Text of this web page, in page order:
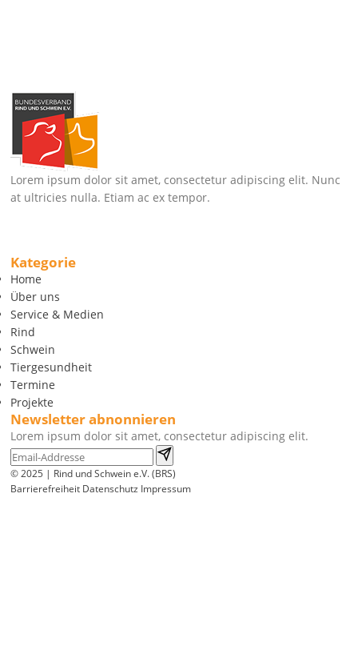
Lorem ipsum dolor sit amet, consectetur adipiscing elit. Nunc
at ultricies nulla. Etiam ac ex tempor.
Kategorie
Home
Über uns
Service & Medien
Rind
Schwein
Tiergesundheit
Termine
Projekte
Newsletter abnonnieren
Lorem ipsum dolor sit amet, consectetur adipiscing elit.
© 2025 | Rind und Schwein e.V. (BRS)
Barrierefreiheit Datenschutz Impressum